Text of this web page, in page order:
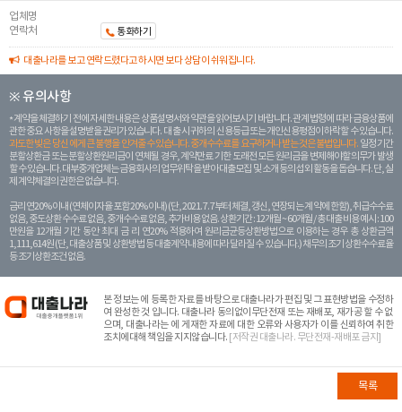
업체명
연락처
통화하기
대출나라를 보고 연락드렸다고 하시면 보다 상담이 쉬워집니다.
※ 유의사항
계약을 체결하기 전에 자세한 내용은 상품설명서와 약관을 읽어보시기 바랍니다. 관계 법령에 따라 금융상품에
관한 중요 사항을 설명받을 권리가 있습니다. 대 출 시 귀하의 신용등급 또는 개인신용평점이 하락할 수 있습니다.
과도한 빚은 당신 에게 큰 불행을 안겨줄 수 있습니다. 중개수수료를 요구하거나 받는 것은 불법입니다. 일정 기간
분할상환금 또는 분할상환원리금이 연체될 경우, 계약만료 기한 도래전 모든 원리금을 변제해야할 의무가 발생
할 수 있습니다. 대부중개업체는 금융회사의 업무위탁을 받아 대출모집 및 소개 등의 섭외 활동을 돕습니다. 단, 실
제 계약체결의 권한은 없습니다.
금리 연20% 이내 (연체이자율 포함 20% 이내) (단, 2021. 7. 7부터 체결, 갱신, 연장되는 계 약에 한함), 취급수수료
없음, 중도상환 수수료 없음, 중개수수료 없음, 추가비용 없음. 상환기간 : 12개월 ~ 60개월 / 총 대출 비용 예시 : 100
만원을 12개월 기간 동안 최대 금 리 연20% 적용하여 원리금균등상환방법으로 이용하는 경우 총 상환금액
1,111,614원 (단, 대출상품 및 상환방법 등 대출계약 내용에 따라 달라질 수 있습니다.) 채무의 조기 상환수수료율
등 조기상환조건 없음.
본 정보는에 등록한 자료를 바탕으로 대출나라가 편집 및 그 표현방법을 수정하
여 완성한 것 입니다. 대출나라 동의없이무단전재 또는 재배포, 재가공 할 수 없
으며, 대출나라는 에 게재한 자료에 대한 오류와 사용자가 이를 신뢰하여 취한
조치에대해 책임을 지지않습니다. [저작권 대출나라. 무단전재-재배포 금지]
목록